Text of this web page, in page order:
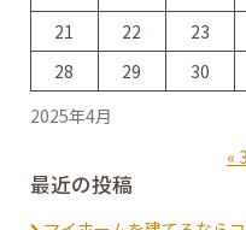
ビ
ゲ
2025年4月
21
22 23
28
29 30
«
最近の投稿